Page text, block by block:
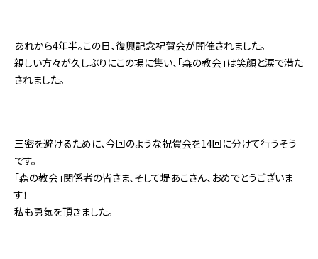
あれから4年半。この日、復興記念祝賀会が開催されました。
親しい方々が久しぶりにこの場に集い、「森の教会」は笑顔と涙で満た
されました。
三密を避けるために、今回のような祝賀会を14回に分けて行うそう
です。
「森の教会」関係者の皆さま、そして堤あこさん、おめでとうございま
す！
私も勇気を頂きました。